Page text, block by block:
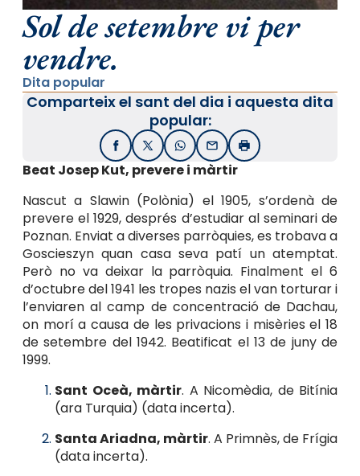
Sol de setembre vi per
vendre.
Dita popular
Comparteix el sant del dia i aquesta dita
popular:
FacebookX / TwitterWhatsApp
EmailImprimir
Beat Josep Kut, prevere i màrtir
Nascut a Slawin (Polònia) el 1905, s’ordenà de
prevere el 1929, després d’estudiar al seminari de
Poznan. Enviat a diverses parròquies, es trobava a
Goscieszyn quan casa seva patí un atemptat.
Però no va deixar la parròquia. Finalment el 6
d’octubre del 1941 les tropes nazis el van torturar i
l’enviaren al camp de concentració de Dachau,
on morí a causa de les privacions i misèries el 18
de setembre del 1942. Beatificat el 13 de juny de
1999.
Sant Oceà, màrtir. A Nicomèdia, de Bitínia
(ara Turquia) (data incerta).
Santa Ariadna, màrtir. A Primnès, de Frígia
(data incerta).